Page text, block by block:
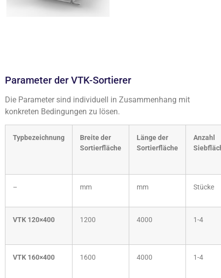
Parameter der VTK-Sortierer
Die Parameter sind individuell in Zusammenhang mit
konkreten Bedingungen zu lösen.
Typbezeichnung
Breite der
Sortierfläche
Länge der
Sortierfläche
Anzahl
– mm mm Stücke
VTK 120×400 1200 4000 1-4
VTK 160×400 1600 4000 1-4